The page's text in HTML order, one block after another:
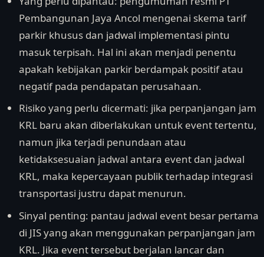
Pembangunan Jaya Ancol mengenai skema tarif
parkir khusus dan jadwal implementasi pintu
masuk terpisah. Hal ini akan menjadi penentu
apakah kebijakan parkir berdampak positif atau
negatif pada pendapatan perusahaan.
Risiko yang perlu dicermati: jika perpanjangan jam
KRL baru akan diberlakukan untuk event tertentu,
namun jika terjadi penundaan atau
ketidaksesuaian jadwal antara event dan jadwal
KRL, maka kepercayaan publik terhadap integrasi
transportasi justru dapat menurun.
Sinyal penting: pantau jadwal event besar pertama
di JIS yang akan menggunakan perpanjangan jam
KRL. Jika event tersebut berjalan lancar dan